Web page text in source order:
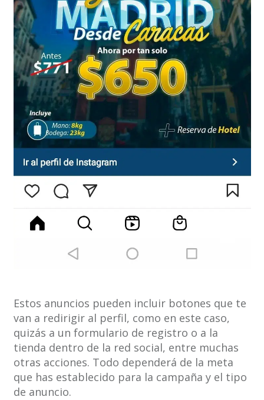
Estos anuncios pueden incluir botones que te
van a redirigir al perfil, como en este caso,
quizás a un formulario de registro o a la
tienda dentro de la red social, entre muchas
otras acciones. Todo dependerá de la meta
que has establecido para la campaña y el tipo
de anuncio.